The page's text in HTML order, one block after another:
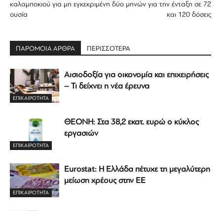
καλαμποκιού για μη εγκεκριμένη
ουσία
δύο μηνών για την ένταξη σε 72
και 120 δόσεις
ΠΑΡΟΜΟΙΑ ΑΡΘΡΑ ΠΕΡΙΣΣΟΤΕΡΑ
ΕΠΙΚΑΙΡΟΤΗΤΑ
Αισιοδοξία για οικονομία και επιχειρήσεις
– Τι δείχνει η νέα έρευνα
ΕΠΙΚΑΙΡΟΤΗΤΑ
ΘΕΟΝΗ: Στα 38,2 εκατ. ευρώ ο κύκλος
εργασιών
ΕΠΙΚΑΙΡΟΤΗΤΑ
Eurostat: Η Ελλάδα πέτυχε τη μεγαλύτερη
μείωση χρέους στην ΕΕ